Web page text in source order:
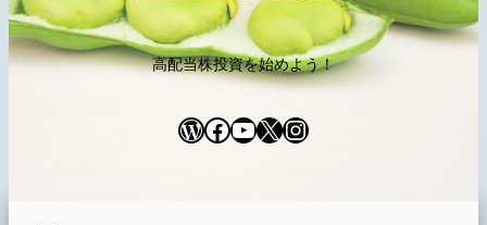
高配当株投資を始めよう！
WordPress
Facebook
YouTube
X Instagram